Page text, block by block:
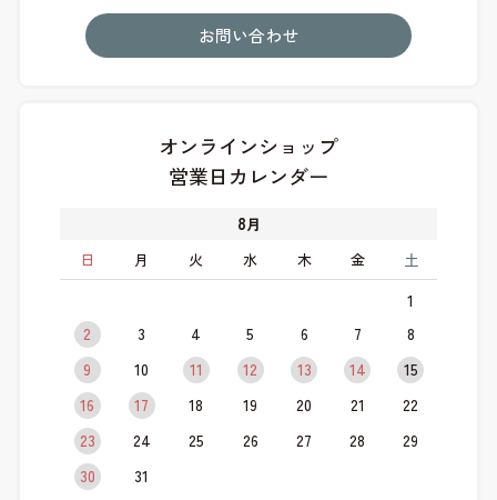
お問い合わせ
オンラインショップ
営業日カレンダー
8月
日
月 火 水 木 金 土
1
2
3 4 5 6 7
8
9
10 11 12 13 14
15
16
17 18 19 20 21
22
23
24 25 26 27 28
29
30
31